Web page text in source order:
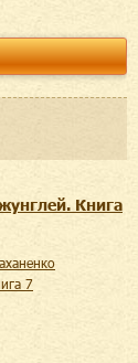
Книга
7